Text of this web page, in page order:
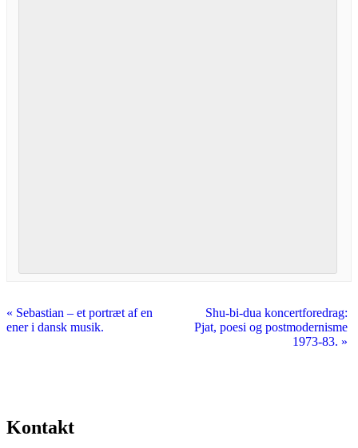
« Sebastian – et portræt af en
ener i dansk musik.
Shu-bi-dua koncertforedrag:
Pjat, poesi og postmodernisme
1973-83. »
Kontakt